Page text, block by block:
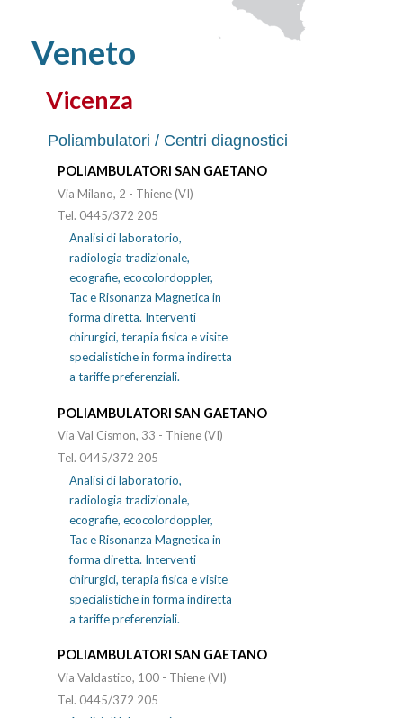
Veneto
Vicenza
Poliambulatori / Centri diagnostici
POLIAMBULATORI SAN GAETANO
Via Milano, 2 - Thiene (VI)
Tel. 0445/372 205
Analisi di laboratorio,
radiologia tradizionale,
ecografie, ecocolordoppler,
Tac e Risonanza Magnetica in
forma diretta. Interventi
chirurgici, terapia fisica e visite
specialistiche in forma indiretta
a tariffe preferenziali.
POLIAMBULATORI SAN GAETANO
Via Val Cismon, 33 - Thiene (VI)
Tel. 0445/372 205
Analisi di laboratorio,
radiologia tradizionale,
ecografie, ecocolordoppler,
Tac e Risonanza Magnetica in
forma diretta. Interventi
chirurgici, terapia fisica e visite
specialistiche in forma indiretta
a tariffe preferenziali.
POLIAMBULATORI SAN GAETANO
Via Valdastico, 100 - Thiene (VI)
Tel. 0445/372 205